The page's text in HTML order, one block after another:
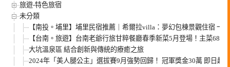
旅遊-特色旅宿
未分類
【南投。埔里】埔里民宿推薦｜希爾拉villa：夢幻包棟景觀住宿 一
【台南。旅遊】台南老爺行旅甘粹餐廳春季新菜5月登場！主菜
大坑溫泉區 結合創新與傳統的療癒之旅
2024年「美人腿公主」選拔賽9月強勢回歸！ 冠軍獎金30萬 即日起